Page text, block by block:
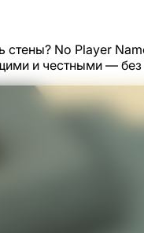
стены? No Player
и честными —